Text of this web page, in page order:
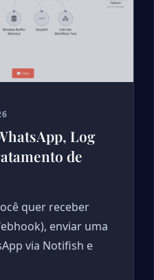
Log
de
quer receber
enviar uma
via Notifish e